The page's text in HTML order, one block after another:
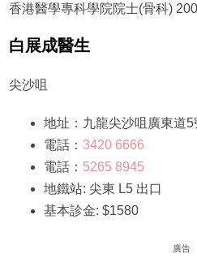
香港醫學專科學院院士(骨科)
白展成醫生
尖沙咀
地址：九龍尖沙咀廣東道
電話： 3420 6666
電話： 5265 8945
地鐵站: 尖東 L5 出口
基本診金: $1580
廣告